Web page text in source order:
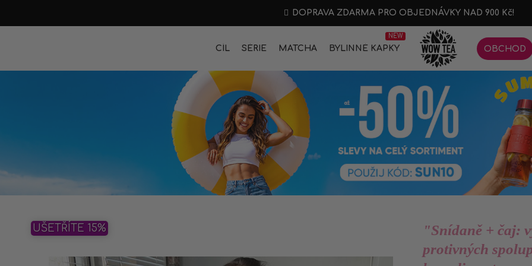
DOPRAVA ZDARMA PRO OBJEDNÁVKY NAD 900 Kč!
CÍL SÉRIE MATCHA
NEW
BYLINNÉ KAPKY OBCHOD
UŠETŘÍTE 15%
"Snídaně + čaj:
protivných